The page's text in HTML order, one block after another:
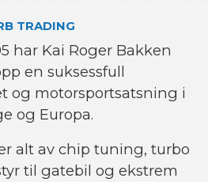
TRADING
har Kai Roger Bakken
en suksessfull
og motorsportsatsning i
og Europa.
alt av chip tuning, turbo
til gatebil og ekstrem